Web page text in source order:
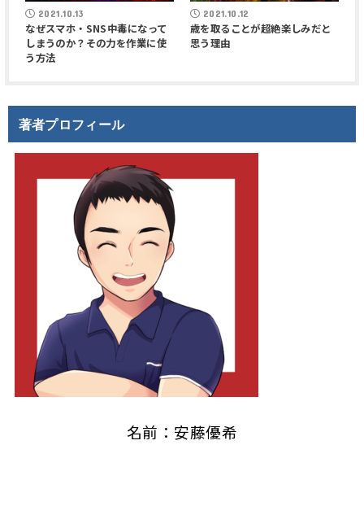
2021.10.13
なぜスマホ・SNS中毒になって
しまうのか？その力を作業に使
う方法
2021.10.12
歳を取ることが超絶楽しみだと
思う理由
著者プロフィール
名前：安藤優希